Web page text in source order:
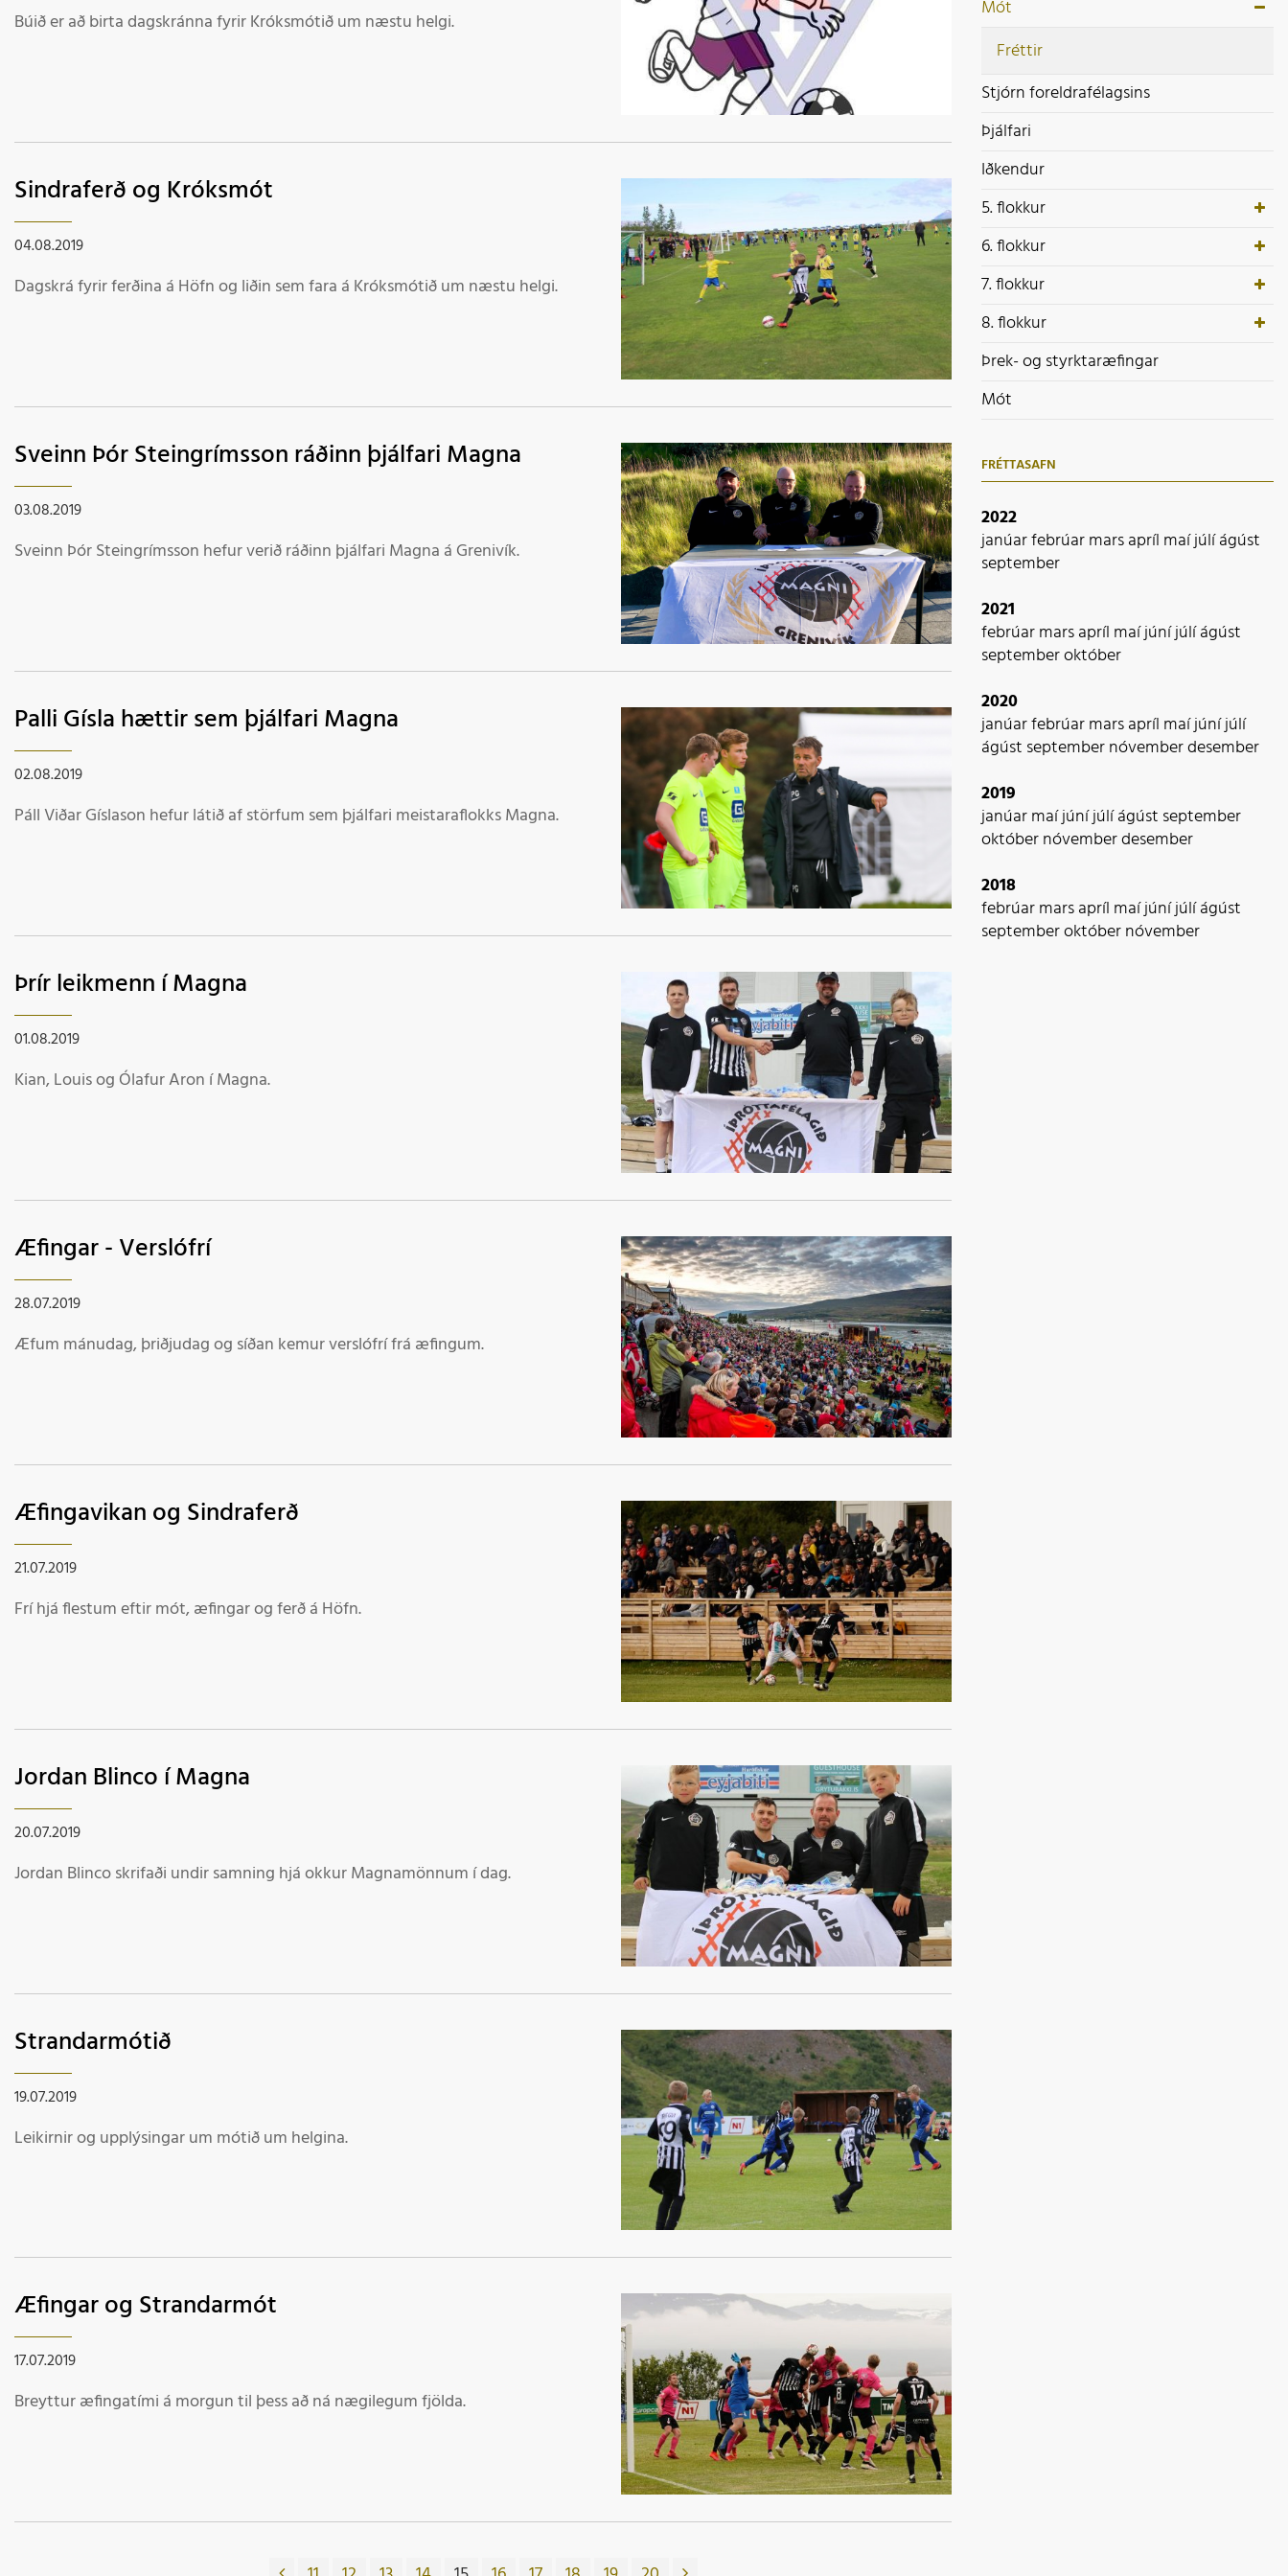
Mót
Búið er að birta dagskránna fyrir Króksmótið um næstu helgi.
Sindraferð og Króksmót
04.08.2019
Dagskrá fyrir ferðina á Höfn og liðin sem fara á Króksmótið um næstu helgi.
Sveinn Þór Steingrímsson ráðinn þjálfari Magna
03.08.2019
Sveinn Þór Steingrímsson hefur verið ráðinn þjálfari Magna á Grenivík.
Palli Gísla hætt­ir sem þjálf­ari Magna
02.08.2019
Páll Viðar Gísla­son hef­ur látið af störf­um sem þjálf­ari meist­ara­flokks Magna.
Þrír leikmenn í Magna
01.08.2019
Kian, Louis og Ólafur Aron í Magna.
Æfingar - Verslófrí
28.07.2019
Æfum mánudag, þriðjudag og síðan kemur verslófrí frá æfingum.
Æfingavikan og Sindraferð
21.07.2019
Frí hjá flestum eftir mót, æfingar og ferð á Höfn.
Jordan Blinco í Magna
20.07.2019
Jordan Blinco skrifaði undir samning hjá okkur Magnamönnum í dag.
Strandarmótið
19.07.2019
Leikirnir og upplýsingar um mótið um helgina.
Æfingar og Strandarmót
17.07.2019
Breyttur æfingatími á morgun til þess að ná nægilegum fjölda.
Mót
Fréttir
Stjórn foreldrafélagsins
Þjálfari
Iðkendur
5. flokkur
6. flokkur
7. flokkur
8. flokkur
Þrek- og styrktaræfingar
Mót
FRÉTTASAFN
2022
janúarfebrúarmarsapríl maíjúlíágúst
september
2021
febrúarmarsapríl maíjúníjúlíágúst
septemberoktóber
2020
janúarfebrúarmarsapríl maíjúníjúlí
ágúst septembernóvemberdesember
2019
janúarmaíjúníjúlíágúst september
októbernóvemberdesember
2018
febrúarmarsapríl maíjúníjúlíágúst
septemberoktóbernóvember